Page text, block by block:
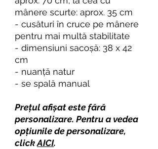
mânere scurte: aprox. 35 cm
- cusături în cruce pe mânere
pentru mai multă stabilitate
- dimensiuni sacoșă: 38 x 42
cm
- nuanță natur
- se spală manual
Prețul afișat este fără
personalizare. Pentru a vedea
opțiunile de personalizare,
clickAICI.